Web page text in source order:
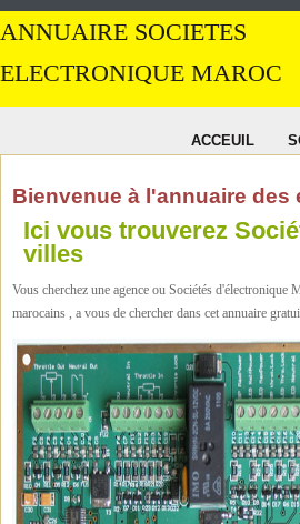
ANNUAIRE SOCIETES
ELECTRONIQUE MAROC
ACCEUIL
Bienvenue à l'annuaire
Ici vous trouverez
villes
Vous cherchez une agence ou Sociétés d'électronique
marocains , a vous de chercher dans cet annuaire